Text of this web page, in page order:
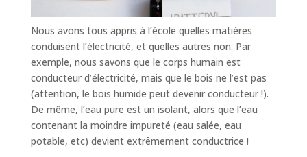
Nous avons tous appris à l’école quelles matières
conduisent l’électricité, et quelles autres non. Par
exemple, nous savons que le corps humain est
conducteur d’électricité, mais que le bois ne l’est pas
(attention, le bois humide peut devenir conducteur !).
De même, l’eau pure est un isolant, alors que l’eau
contenant la moindre impureté (eau salée, eau
potable, etc) devient extrêmement conductrice !